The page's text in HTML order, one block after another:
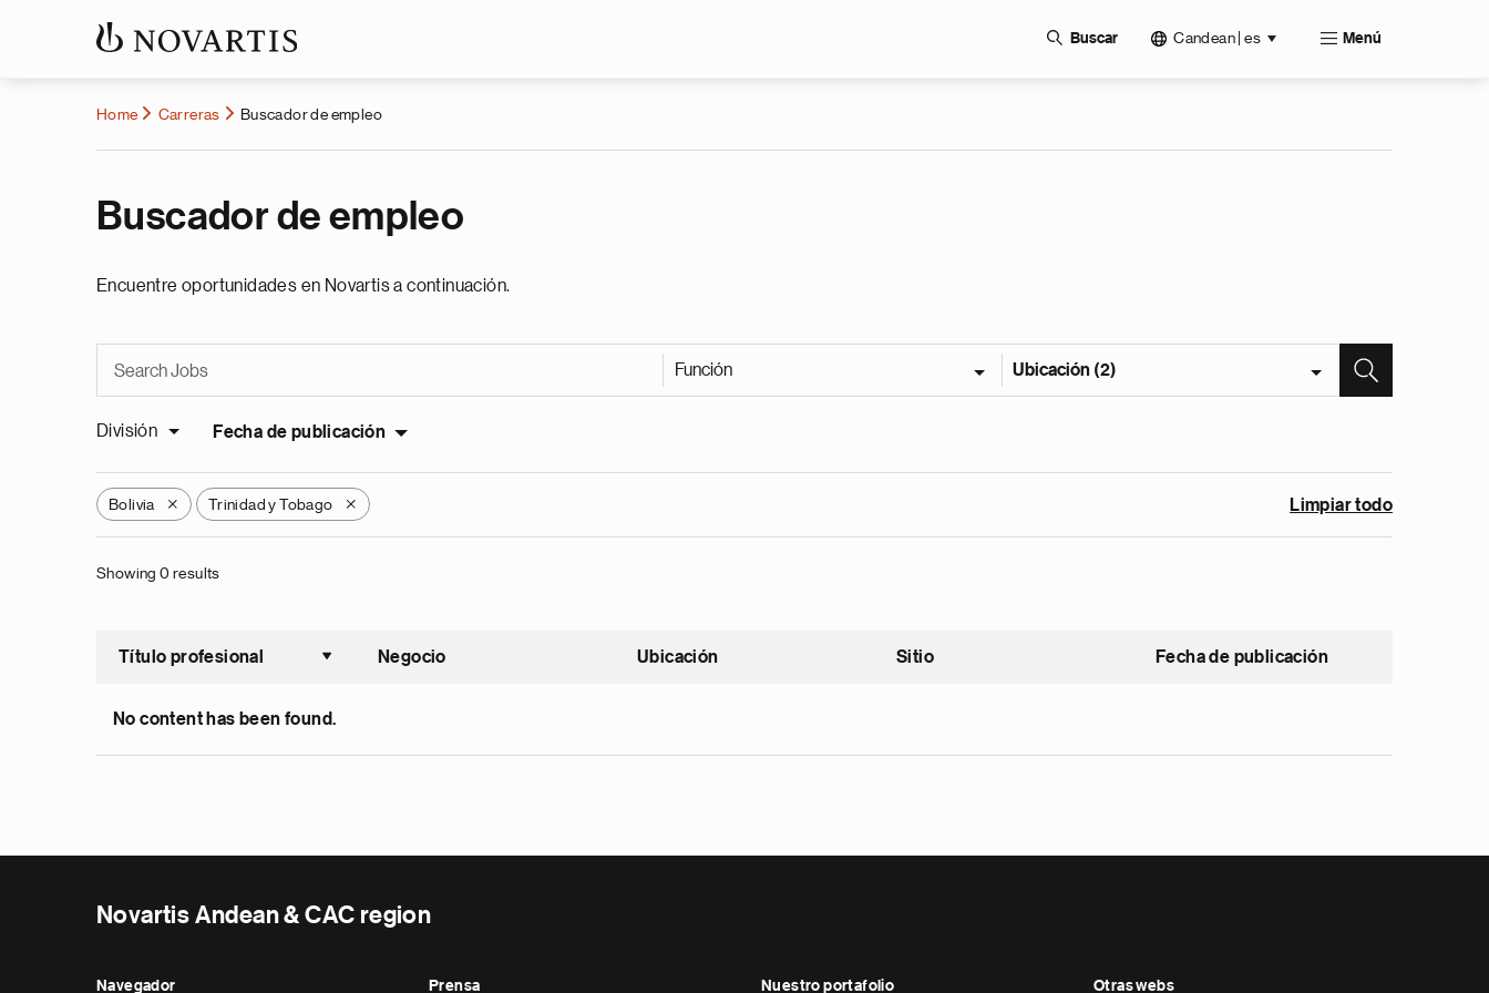
Buscar Candean | es Menú
Home Carreras Buscador de empleo
Buscador de empleo
Encuentre oportunidades en Novartis a continuación.
Función Ubicación (2)
División Fecha de publicación
Bolivia X Trinidad y Tobago X Limpiar todo
Showing 0 results
Título profesional
Ordenar ascendente
Negocio Ubicación Sitio Fecha de publicación
No content has been found.
Novartis Andean & CAC region
Navegador Prensa Nuestro portafolio Otras webs